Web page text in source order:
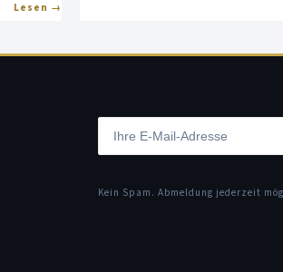
Lesen
Kein Spam. Abmeldung jederzeit